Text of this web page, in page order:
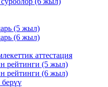
(5 жыл)
(6 жыл)
аттестация
рейтинги (5 жыл)
рейтинги (6 жыл)